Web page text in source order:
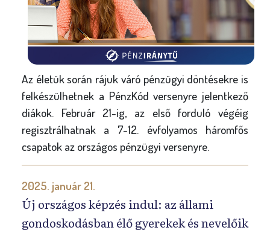
Az életük során rájuk váró pénzügyi döntésekre is
felkészülhetnek a PénzKód versenyre jelentkező
diákok. Február 21-ig, az első forduló végéig
regisztrálhatnak a 7-12. évfolyamos háromfős
csapatok az országos pénzügyi versenyre.
2025. január 21.
Új országos képzés indul: az állami
gondoskodásban élő gyerekek és nevelőik